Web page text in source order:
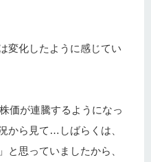
変化したように感じてい
価が連騰するようになっ
から見て…しばらくは、
と思っていましたから、